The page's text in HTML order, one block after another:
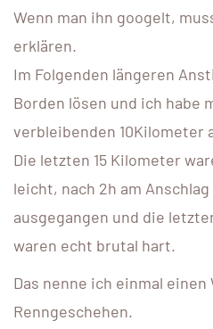
Wenn man ihn googelt,
erklären.
Im Folgenden längeren
Borden lösen und ich habe
verbleibenden 10Kilometer
Die letzten 15 Kilometer
leicht, nach 2h am
ausgegangen und die
waren echt brutal hart.
Das nenne ich einmal
Renngeschehen.